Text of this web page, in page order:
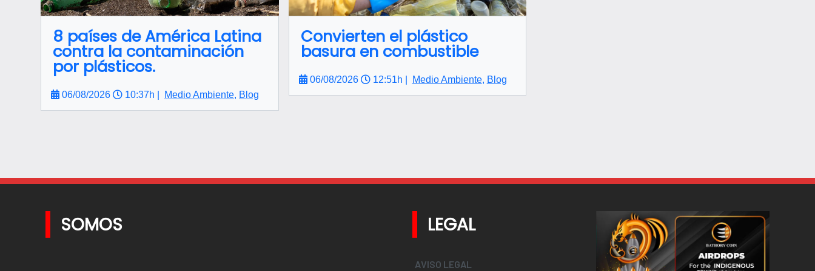
8 países de América Latina
contra la contaminación
por plásticos.
06/08/2026 10:37h | Medio Ambiente, Blog
Convierten el plástico
basura en combustible
06/08/2026 12:51h | Medio Ambiente, Blog
SOMOS LEGAL
AVISO LEGAL